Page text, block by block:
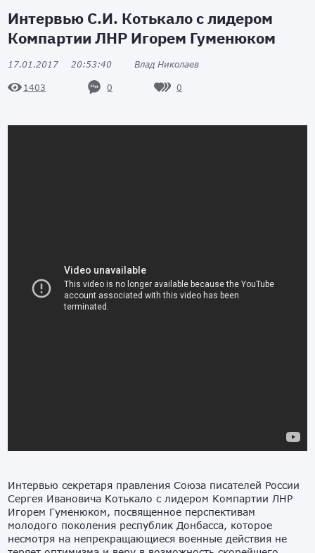
Интервью С.И. Котькало с лидером
Компартии ЛНР Игорем Гуменюком
17.01.2017 20:53:40 Влад Николаев
1403 0 0
Интервью секретаря правления Союза писателей России
Сергея Ивановича Котькало с лидером Компартии ЛНР
Игорем Гуменюком, посвященное перспективам
молодого поколения республик Донбасса, которое
несмотря на непрекращающиеся военные действия не